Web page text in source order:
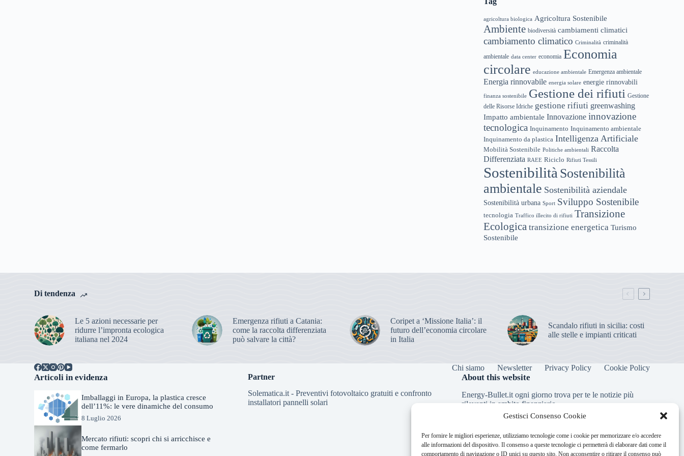
Gestisci Consenso Cookie
Per fornire le migliori esperienze, utilizziamo tecnologie come i cookie per memorizzare e/o accedere
alle informazioni del dispositivo. Il consenso a queste tecnologie ci permetterà di elaborare dati come il
comportamento di navigazione o ID unici su questo sito. Non acconsentire o ritirare il consenso può
agricoltura biologica Agricoltura Sostenibile
Ambiente biodiversità cambiamenti climatici
cambiamento climatico Criminalità criminalità
ambientale data center economia Economia
circolare educazione ambientale Emergenza ambientale
Energia rinnovabile energia solare energie rinnovabili
finanza sostenibile Gestione dei rifiuti Gestione
delle Risorse Idriche gestione rifiuti greenwashing
Impatto ambientale Innovazione innovazione
tecnologica Inquinamento Inquinamento ambientale
Inquinamento da plastica Intelligenza Artificiale
Mobilità Sostenibile Politiche ambientali Raccolta
Differenziata RAEE Riciclo Rifiuti Tessili
Sostenibilità Sostenibilità
ambientale Sostenibilità aziendale
Sostenibilità urbana Sport Sviluppo Sostenibile
tecnologia Traffico illecito di rifiuti Transizione
Ecologica transizione energetica Turismo
Sostenibile
Di tendenza
Le 5 azioni necessarie per
ridurre l’impronta ecologica
italiana nel 2024
Emergenza rifiuti a Catania:
come la raccolta differenziata
può salvare la città?
Coripet a ‘Missione Italia’: il
futuro dell’economia circolare
in Italia
Scandalo rifiuti in sicilia: costi
alle stelle e impianti criticati
Chi siamo Newsletter Privacy Policy Cookie Policy
Articoli in evidenza
Imballaggi in Europa, la plastica cresce
dell’11%: le vere dinamiche del consumo
8 Luglio 2026
Mercato rifiuti: scopri chi si arricchisce e
come fermarlo
Partner
Solematica.it- Preventivi fotovoltaico gratuiti e confronto
installatori pannelli solari
About this website
Energy-Bullet.it ogni giorno trova per te le notizie più
rilevanti in ambito finanziario.
VIA USODIMARE 3 - 37138 - VERONA (VR)
E-Mail: